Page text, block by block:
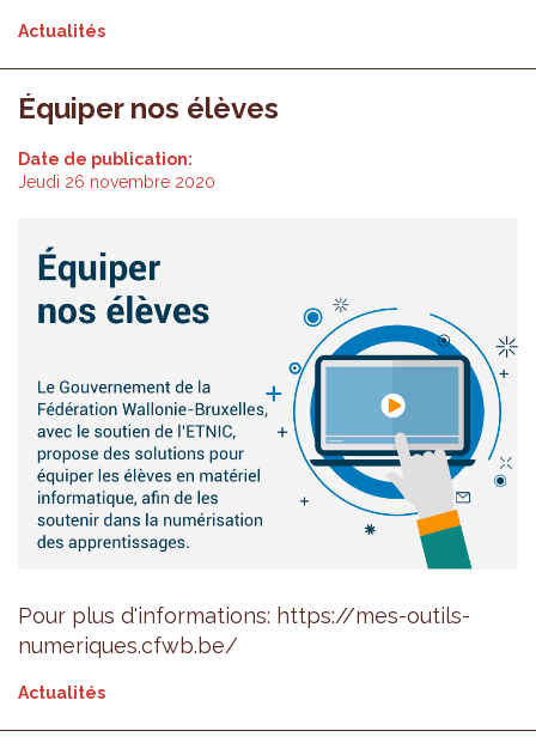
Actualités
Équiper nos élèves
Date de publication:
Jeudi 26 novembre 2020
Pour plus d'informations: https://mes-outils-
numeriques.cfwb.be/
Actualités